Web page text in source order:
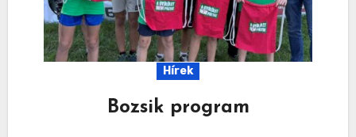
Hírek
Bozsik program